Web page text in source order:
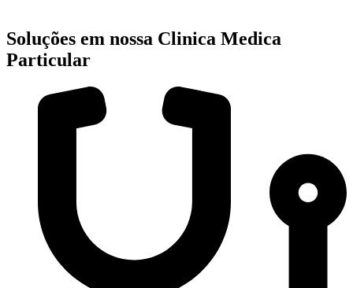
Soluções em nossa Clinica Medica
Particular